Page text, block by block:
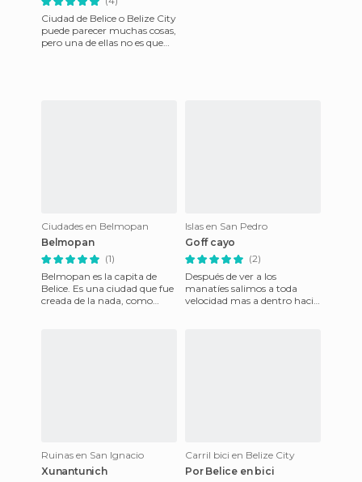
Ciudad de Belice o Belize City
puede parecer muchas cosas,
pero una de ellas no es que
Ciudades en Belmopan
Belmopan
(1)
Belmopan es la capita de
Belice. Es una ciudad que fue
creada de la nada, como
Islas en San Pedro
Goff cayo
(2)
Después de ver a los
manatíes salimos a toda
velocidad mas a dentro hacia
Ruinas en San Ignacio
Xunantunich
Carril bici en Belize City
Por Belice en bici